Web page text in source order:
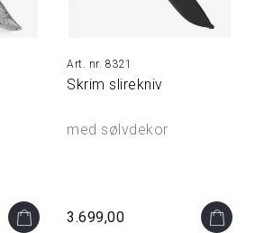
8321
Skrim slirekniv
med sølvdekor
3.699,00